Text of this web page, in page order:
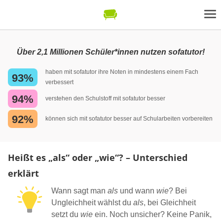
Über 2,1 Millionen Schüler*innen nutzen sofatutor!
93%
haben mit sofatutor ihre Noten in mindestens einem Fach
verbessert
94% verstehen den Schulstoff mit sofatutor besser
92% können sich mit sofatutor besser auf Schularbeiten vorbereiten
Heißt es „als“ oder „wie“? – Unterschied
erklärt
Wann sagt man als und wann wie? Bei
Ungleichheit wählst du als, bei Gleichheit
setzt du wie ein. Noch unsicher? Keine Panik,